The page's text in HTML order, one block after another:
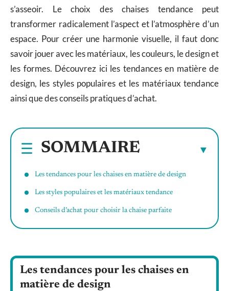
s’asseoir. Le choix des chaises tendance peut
transformer radicalement l’aspect et l’atmosphère d’un
espace. Pour créer une harmonie visuelle, il faut donc
savoir jouer avec les matériaux, les couleurs, le design et
les formes. Découvrez ici les tendances en matière de
design, les styles populaires et les matériaux tendance
ainsi que des conseils pratiques d’achat.
SOMMAIRE
Les tendances pour les chaises en matière de design
Les styles populaires et les matériaux tendance
Conseils d’achat pour choisir la chaise parfaite
Les tendances pour les chaises en
matière de design